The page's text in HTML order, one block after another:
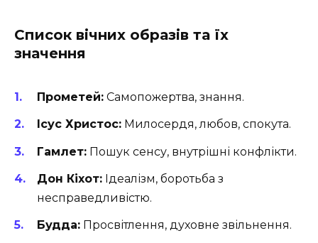
Список вічних образів та їх
значення
Прометей: Самопожертва, знання.
Ісус Христос: Милосердя, любов, спокута.
Гамлет: Пошук сенсу, внутрішні конфлікти.
Дон Кіхот: Ідеалізм, боротьба з
несправедливістю.
Будда: Просвітлення, духовне звільнення.